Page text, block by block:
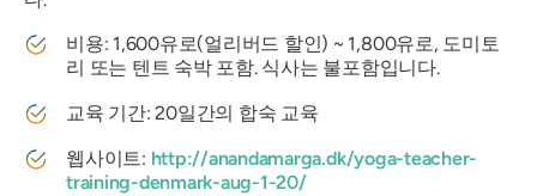
비용: 1,600유로(얼리버드 할인) ~ 1,800유로, 도미토
리 또는 텐트 숙박 포함. 식사는 불포함입니다.
교육 기간: 20일간의 합숙 교육
웹사이트: http://anandamarga.dk/yoga-teacher-
training-denmark-aug-1-20/